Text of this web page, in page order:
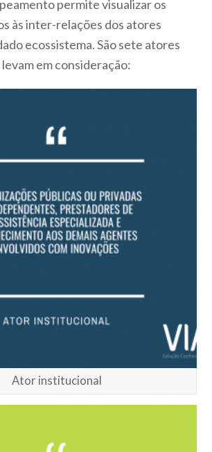
permite visualizar os
às inter-relações dos atores
ecossistema. São sete atores
em consideração:
Ator institucional